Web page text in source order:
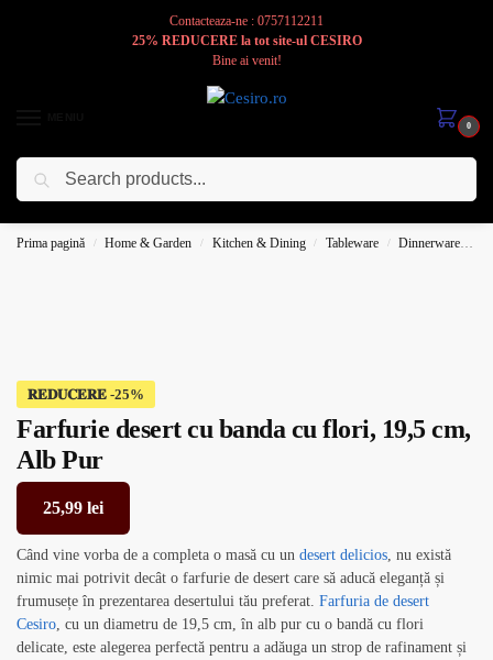
Contacteaza-ne : 0757112211
25% REDUCERE la tot site-ul CESIRO
Bine ai venit!
0
Cesiro
Prima pagină / Home & Garden / Kitchen & Dining / Tableware / Dinnerware
𝐑𝐄𝐃𝐔𝐂𝐄𝐑𝐄
Farfurie desert cu banda cu flori, 19,5 cm,
Alb Pur
25,99 lei
Când vine vorba de a completa o masă cu un desert delicios , nu există
nimic mai potrivit decât o farfurie de desert care să aducă eleganță și
frumusețe în prezentarea desertului tău preferat. Farfuria de desert
Cesiro , cu un diametru de 19,5 cm, în alb pur cu o bandă cu flori
delicate, este alegerea perfectă pentru a adăuga un strop de rafinament și